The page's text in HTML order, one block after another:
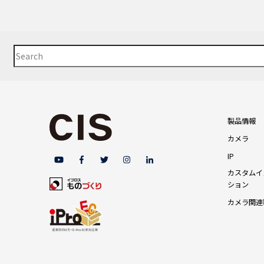
This is a search field with an auto-suggest feature attached.
製品情報
カメラ
IP
カスタム
ション
カメラ関